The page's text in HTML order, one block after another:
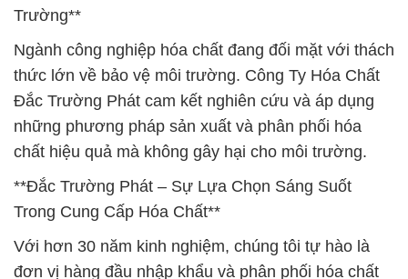
Trường**
Ngành công nghiệp hóa chất đang đối mặt với thách
thức lớn về bảo vệ môi trường. Công Ty Hóa Chất
Đắc Trường Phát cam kết nghiên cứu và áp dụng
những phương pháp sản xuất và phân phối hóa
chất hiệu quả mà không gây hại cho môi trường.
**Đắc Trường Phát – Sự Lựa Chọn Sáng Suốt
Trong Cung Cấp Hóa Chất**
Với hơn 30 năm kinh nghiệm, chúng tôi tự hào là
đơn vị hàng đầu nhập khẩu và phân phối hóa chất